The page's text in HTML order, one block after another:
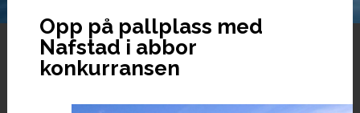
Opp på pallplass med
Nafstad i abbor
konkurransen